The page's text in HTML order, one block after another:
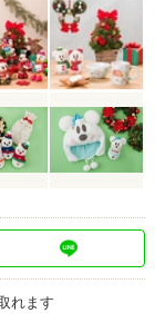
れます